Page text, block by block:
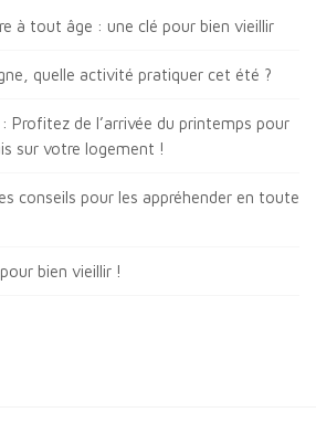
à tout âge : une clé pour bien vieillir
quelle activité pratiquer cet été ?
Profitez de l’arrivée du printemps pour
sur votre logement !
conseils pour les appréhender en toute
bien vieillir !